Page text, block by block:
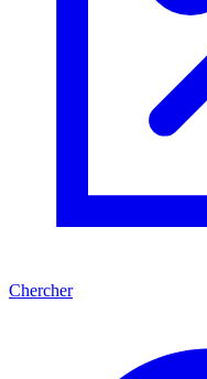
Chercher